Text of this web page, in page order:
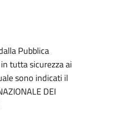
Pubblica
tutta sicurezza ai
sono indicati il
DEI